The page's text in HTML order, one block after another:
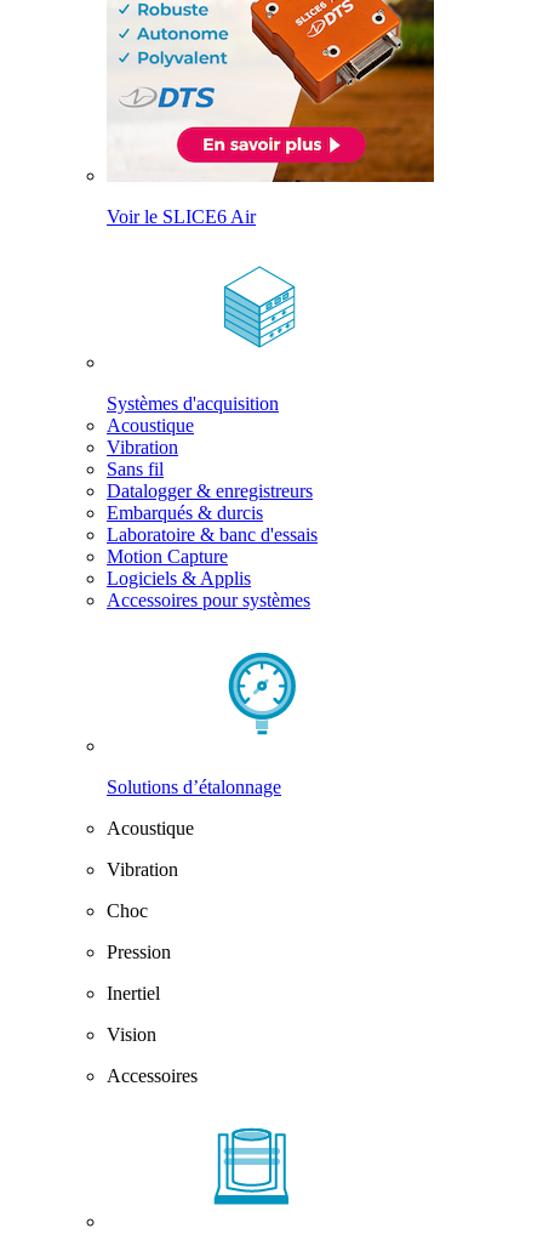
Voir le SLICE6 Air
Systèmes d'acquisition
Acoustique
Vibration
Sans fil
Datalogger & enregistreurs
Embarqués & durcis
Laboratoire & banc d'essais
Motion Capture
Logiciels & Applis
Accessoires pour systèmes
Solutions d’étalonnage
Acoustique
Vibration
Choc
Pression
Inertiel
Vision
Accessoires